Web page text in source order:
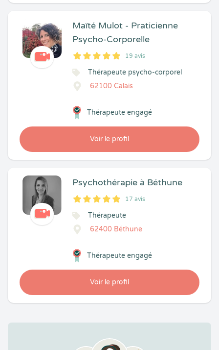
Maïté Mulot - Praticienne
Psycho-Corporelle
5
1
5
19 19 avis
Thérapeute psycho-corporel
62100 Calais
Voir le profil
Thérapeute engagé
Psychothérapie à Béthune
5
1
5
17 17 avis
Thérapeute
62400 Béthune
Voir le profil
Thérapeute engagé